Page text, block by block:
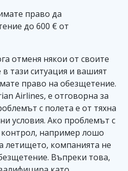
право да
до 600 € от
отменя някои от своите
тази ситуация и вашият
право на обезщетение.
Airlines, е отговорна за
с полета е от тяхна
условия. Ако проблемът с
контрол, например лошо
летището, компанията не
Въпреки това,